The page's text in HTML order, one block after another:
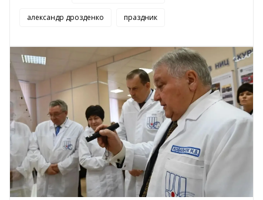
александр дрозденко праздник